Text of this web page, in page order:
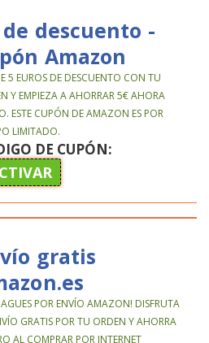
de descuento -
Amazon
5 EUROS DE DESCUENTO CON TU
Y EMPIEZA A AHORRAR 5€ AHORA
ESTE CUPÓN DE AMAZON ES POR
LIMITADO.
DE CUPÓN:
gratis
POR ENVÍO AMAZON! DISFRUTA
GRATIS POR TU ORDEN Y AHORRA
AL COMPRAR POR INTERNET